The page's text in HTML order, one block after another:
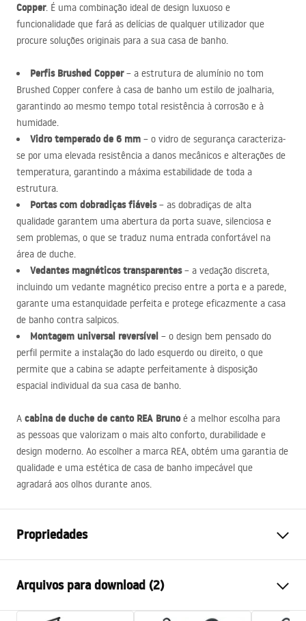
Copper. É uma combinação ideal de design luxuoso e
funcionalidade que fará as delícias de qualquer utilizador que
procure soluções originais para a sua casa de banho.
Perfis Brushed Copper– a estrutura de alumínio no tom
Brushed Copper confere à casa de banho um estilo de joalharia,
garantindo ao mesmo tempo total resistência à corrosão e à
humidade.
Vidro temperado de 6 mm – o vidro de segurança caracteriza-
se por uma elevada resistência a danos mecânicos e alterações de
temperatura, garantindo a máxima estabilidade de toda a
estrutura.
Portas com dobradiças fiáveis– as dobradiças de alta
qualidade garantem uma abertura da porta suave, silenciosa e
sem problemas, o que se traduz numa entrada confortável na
área de duche.
Vedantes magnéticos transparentes– a vedação discreta,
incluindo um vedante magnético preciso entre a porta e a parede,
garante uma estanquidade perfeita e protege eficazmente a casa
de banho contra salpicos.
Montagem universal reversível – o design bem pensado do
perfil permite a instalação do lado esquerdo ou direito, o que
permite que a cabina se adapte perfeitamente à disposição
espacial individual da sua casa de banho.
A cabina de duche de canto REA Brunoé a melhor escolha para
as pessoas que valorizam o mais alto conforto, durabilidade e
design moderno. Ao escolher a marca REA, obtém uma garantia de
qualidade e uma estética de casa de banho impecável que
agradará aos olhos durante anos.
Propriedades
Rozmiar kabiny double
90x100
Cor
Miedź szczotkowana
Arquivos para download (2)